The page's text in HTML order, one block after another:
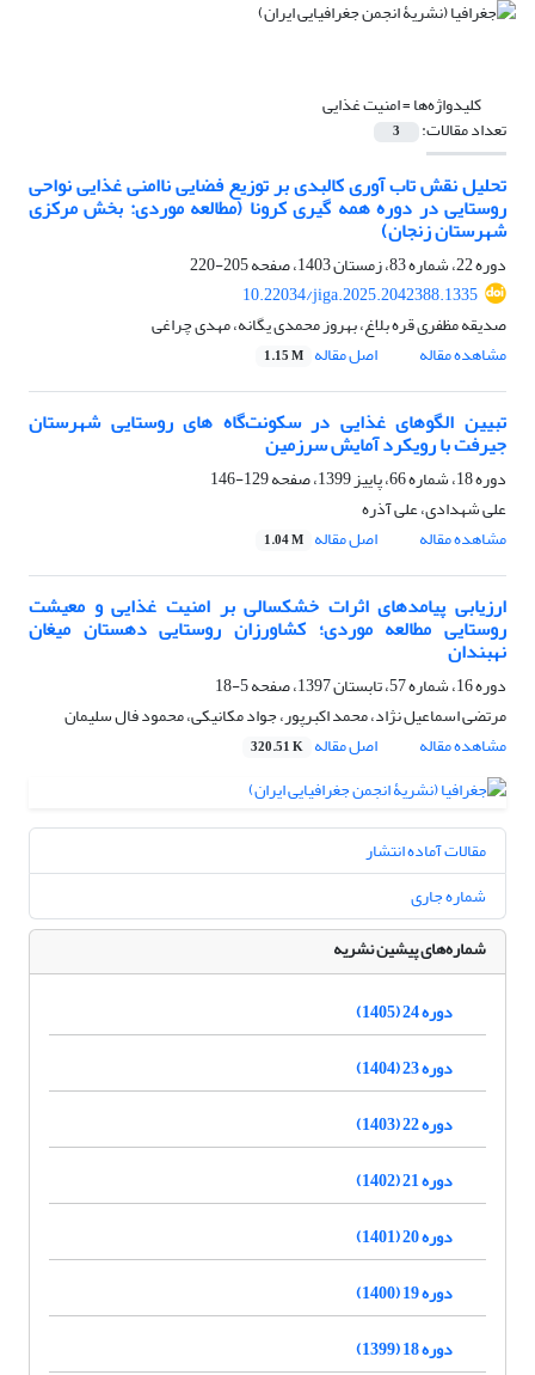
کلیدواژه‌ها =امنیت غذایی
تعداد مقالات: 3
تحلیل نقش تاب آوری کالبدی بر توزیع فضایی ناامنی غذایی نواحی
روستایی در دوره همه گیری کرونا (مطالعه موردی: بخش مرکزی
شهرستان زنجان)
دوره 22، شماره 83، زمستان 1403، صفحه
205-220
10.22034/jiga.2025.2042388.1335
صدیقه مظفری قره بلاغ، بهروز محمدی یگانه، مهدی چراغی
مشاهده مقاله
اصل مقاله 1.15 M
تبیین الگوهای غذایی در سکونت‌گاه های روستایی شهرستان
جیرفت با رویکرد آمایش سرزمین
دوره 18، شماره 66، پاییز 1399، صفحه
129-146
علی شهدادی، علی آذره
مشاهده مقاله
اصل مقاله 1.04 M
ارزیابی پیامدهای اثرات خشکسالی بر امنیت غذایی و معیشت
روستایی مطالعه موردی؛ کشاورزان روستایی دهستان میغان
نهبندان
دوره 16، شماره 57، تابستان 1397، صفحه
5-18
مرتضی اسماعیل نژاد، محمد اکبرپور، جواد مکانیکی، محمود فال سلیمان
مشاهده مقاله
اصل مقاله 320.51 K
مقالات آماده انتشار
شماره جاری
شماره‌های پیشین نشریه
دوره 24 (1405)
دوره 23 (1404)
دوره 22 (1403)
دوره 21 (1402)
دوره 20 (1401)
دوره 19 (1400)
دوره 18 (1399)